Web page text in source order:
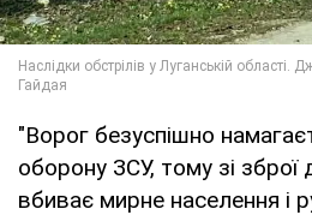
"Ворог безуспішно
оборону ЗСУ, тому зі
вбиває мирне населення і